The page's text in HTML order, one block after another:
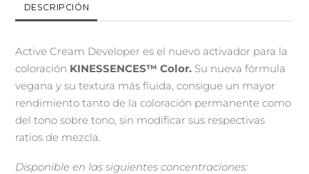
DESCRIPCIÓN
Active Cream Developer es el nuevo activador para la
coloración KINESSENCES™ Color. Su nueva fórmula
vegana y su textura más fluida, consigue un mayor
rendimiento tanto de la coloración permanente como
del tono sobre tono, sin modificar sus respectivas
ratios de mezcla.
Disponible en las siguientes concentraciones: